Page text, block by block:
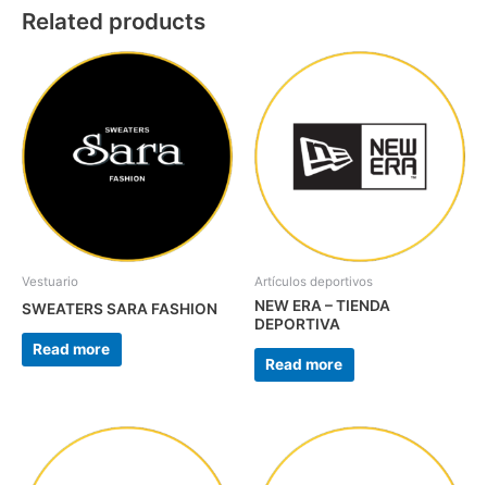
Related products
Vestuario
SWEATERS SARA FASHION
Read more
Artículos deportivos
NEW ERA – TIENDA
DEPORTIVA
Read more